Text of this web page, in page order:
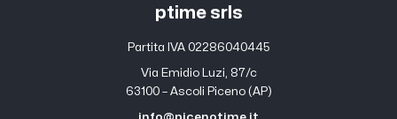
ptime srls
Partita IVA 02286040445
Via Emidio Luzi, 87/c
63100 – Ascoli Piceno (AP)
info@picenotime.it